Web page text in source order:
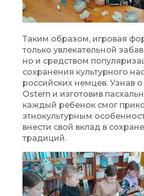
Таким образом, игровая
только увлекательной
но и средством
сохранения культурного
российских немцев. Узнав
Оstern и изготовив
каждый ребенок смог
этнокультурным
внести свой вклад в
традиций.